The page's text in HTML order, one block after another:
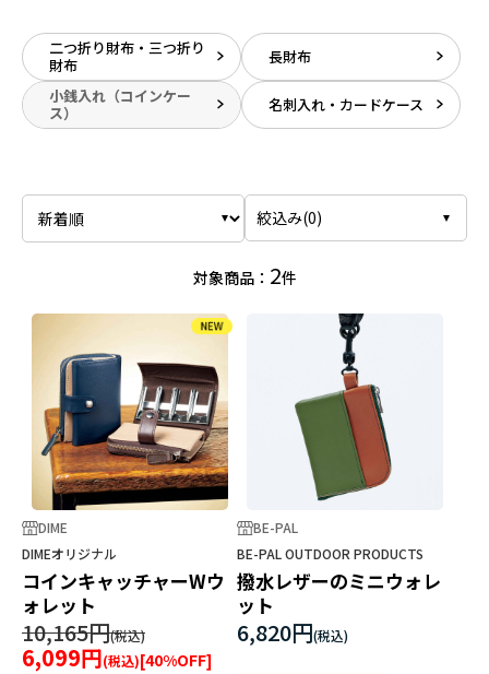
二つ折り財布・三つ折り
財布
長財布
小銭入れ（コインケー
ス）
名刺入れ・カードケース
絞込み(0)
対象商品： 2件
DIME
DIMEオリジナル
コインキャッチャーWウ
ォレット
10,165円
6,099円 [40%OFF]
BE-PAL
BE-PAL OUTDOOR PRODUCTS
撥水レザーのミニウォレ
ット
6,820円